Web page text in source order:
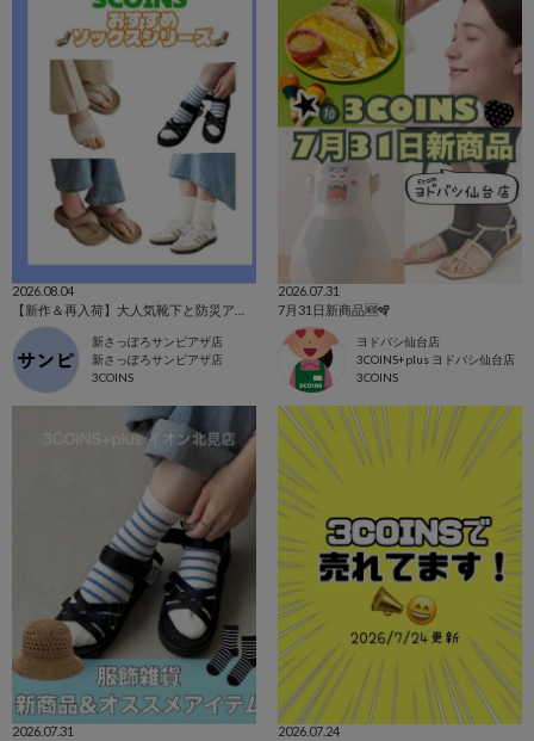
2026.08.04
新さっぽろサンピアザ店
新さっぽろサンピアザ店
3COINS
2026.07.31
7月31日新商品🆕🪇
ヨドバシ仙台店
3COINS+plus ヨドバシ仙台店
3COINS
2026.07.31
2026.07.24